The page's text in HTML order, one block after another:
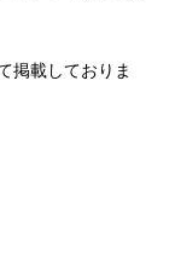
掲載しておりま